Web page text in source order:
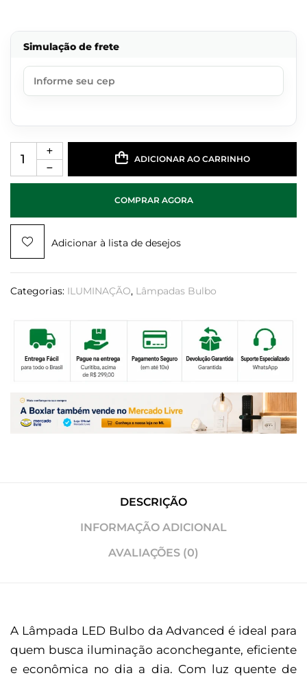
Simulação de frete
ADICIONAR AO CARRINHO
COMPRAR AGORA
Adicionar à lista de desejos
Categorias: ILUMINAÇÃO, Lâmpadas Bulbo
DESCRIÇÃO
INFORMAÇÃO ADICIONAL
AVALIAÇÕES (0)
A Lâmpada LED Bulbo da Advanced é ideal para
quem busca iluminação aconchegante, eficiente
e econômica no dia a dia. Com luz quente de